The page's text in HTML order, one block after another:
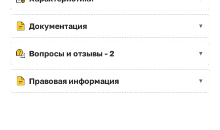
Документация
Вопросы и отзывы - 2
Правовая информация